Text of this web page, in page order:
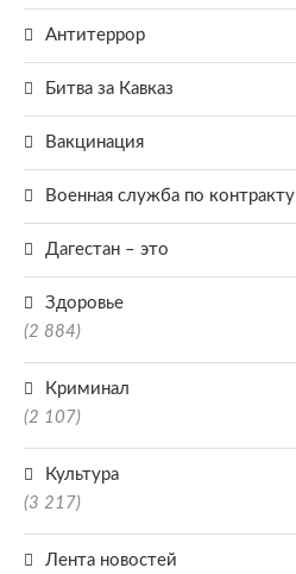
Антитеррор
Битва за Кавказ
Вакцинация
Военная служба по контракту
Дагестан – это
Здоровье
(2 884)
Криминал
(2 107)
Культура
(3 217)
Лента новостей